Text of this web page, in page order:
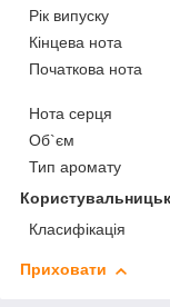
Рік випуску
Кінцева нота
Початкова нота
Нота серця
Об`єм
Тип аромату
Класифікація
Приховати